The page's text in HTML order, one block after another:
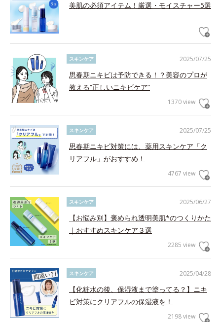
美肌の必須アイテム！厳選・モイスチャー5選
2025/07/25
スキンケア
思春期ニキビは予防できる！？美容のプロが
教える“正しいニキビケア”
1370 view
2025/07/25
スキンケア
思春期ニキビ対策には、薬用スキンケア「ク
リアフル」がおすすめ！
4767 view
2025/06/27
スキンケア
【お悩み別】褒められ透明美肌*のつくりかた
｜おすすめスキンケア３選
2285 view
2025/04/28
スキンケア
【化粧水の後、保湿液まで塗ってる？】ニキ
ビ対策にクリアフルの保湿液を！
2198 view